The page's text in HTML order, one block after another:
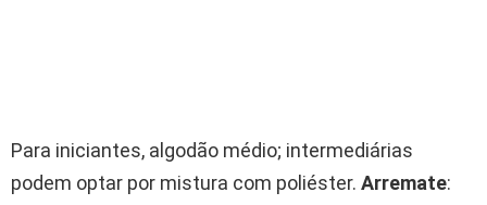
Para iniciantes, algodão médio; intermediárias
podem optar por mistura com poliéster. Arremate: